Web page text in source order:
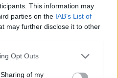
This information may
parties on the IAB’s List of
may further disclose it to other
app uses one or more Google
behaviour. You may click to
Opt Outs
of my
kevés dolgot bírok